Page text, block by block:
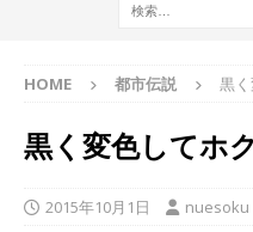
HOME 都市伝説 黒
黒く変色してホ
2015年10月1日 nuesoku